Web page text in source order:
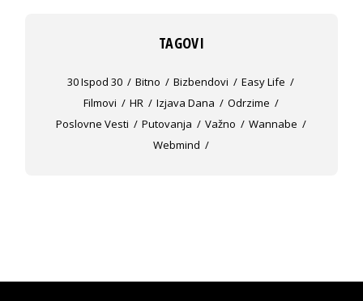
TAGOVI
30 Ispod 30 Bitno Bizbendovi
Easy Life
Filmovi
HR Izjava Dana
Odrzime
Poslovne Vesti
Putovanja Važno
Wannabe
Webmind